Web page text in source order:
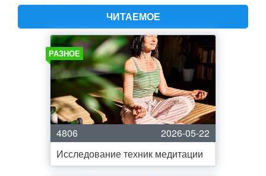
ЧИТАЕМОЕ
РАЗНОЕ
4806
2026-05-22
Исследование техник медитации